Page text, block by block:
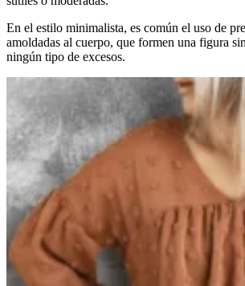
En el estilo minimalista, es común el uso de
amoldadas al cuerpo, que formen una figura
ningún tipo de excesos.